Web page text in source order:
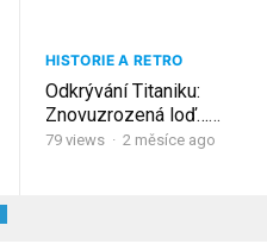
HISTORIE A RETRO
Odkrývání Titaniku:
Znovuzrozená loď…
Dokument CZ
79 views · 2 měsíce ago